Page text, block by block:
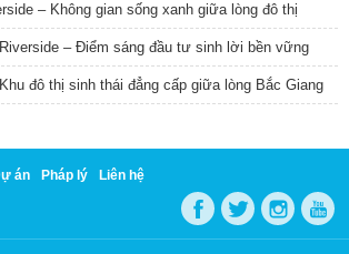
– Không gian sống xanh giữa lòng đô thị
– Điểm sáng đầu tư sinh lời bền vững
đô thị sinh thái đẳng cấp giữa lòng Bắc Giang
án Pháp lý Liên hệ